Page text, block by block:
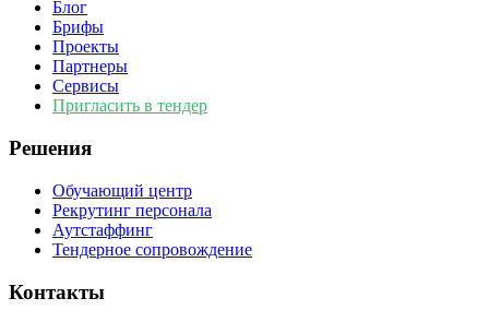
Блог
Брифы
Проекты
Партнеры
Сервисы
Пригласить в тендер
Решения
Обучающий центр
Рекрутинг персонала
Аутстаффинг
Тендерное сопровождение
Контакты